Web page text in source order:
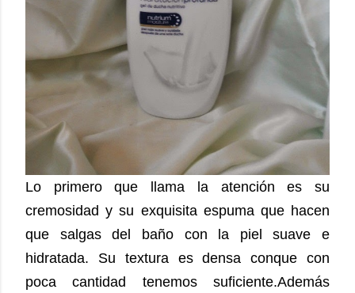
Lo primero que llama la atención es su
cremosidad y su exquisita espuma que hacen
que salgas del baño con la piel suave e
hidratada. Su textura es densa conque con
poca cantidad tenemos suficiente.Además